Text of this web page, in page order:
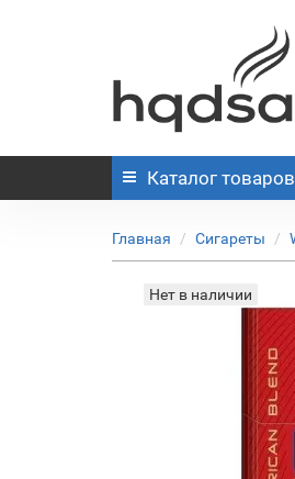
Каталог товаров
Главная Сигареты
Нет в наличии